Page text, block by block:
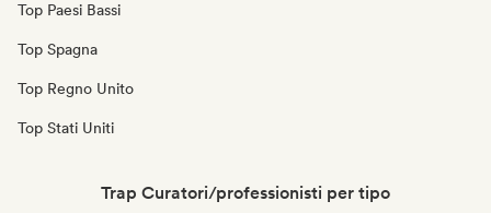
Top Paesi Bassi
Top Spagna
Top Regno Unito
Top Stati Uniti
Trap Curatori/professionisti per tipo